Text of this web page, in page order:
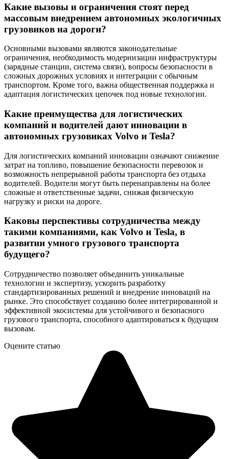
Какие вызовы и ограничения стоят перед
массовым внедрением автономных экологичных
грузовиков на дороги?
Основными вызовами являются законодательные
ограничения, необходимость модернизации инфраструктуры
(зарядные станции, система связи), вопросы безопасности в
сложных дорожных условиях и интеграции с обычным
транспортом. Кроме того, важна общественная поддержка и
адаптация логистических цепочек под новые технологии.
Какие преимущества для логистических
компаний и водителей дают инновации в
автономных грузовиках Volvo и Tesla?
Для логистических компаний инновации означают снижение
затрат на топливо, повышение безопасности перевозок и
возможность непрерывной работы транспорта без отдыха
водителей. Водители могут быть перенаправлены на более
сложные и ответственные задачи, снижая физическую
нагрузку и риски на дороге.
Каковы перспективы сотрудничества между
такими компаниями, как Volvo и Tesla, в
развитии умного грузового транспорта
будущего?
Сотрудничество позволяет объединить уникальные
технологии и экспертизу, ускорить разработку
стандартизированных решений и внедрение инноваций на
рынке. Это способствует созданию более интегрированной и
эффективной экосистемы для устойчивого и безопасного
грузового транспорта, способного адаптироваться к будущим
вызовам.
Оцените статью